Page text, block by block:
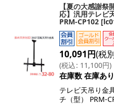
【夏の大感謝
応】汎用テレビ
PRM-CP102 [
10,091円(税
(税込: 11,100円)
在庫数 在庫あり
テレビ天吊り金
チ（型） PRM-